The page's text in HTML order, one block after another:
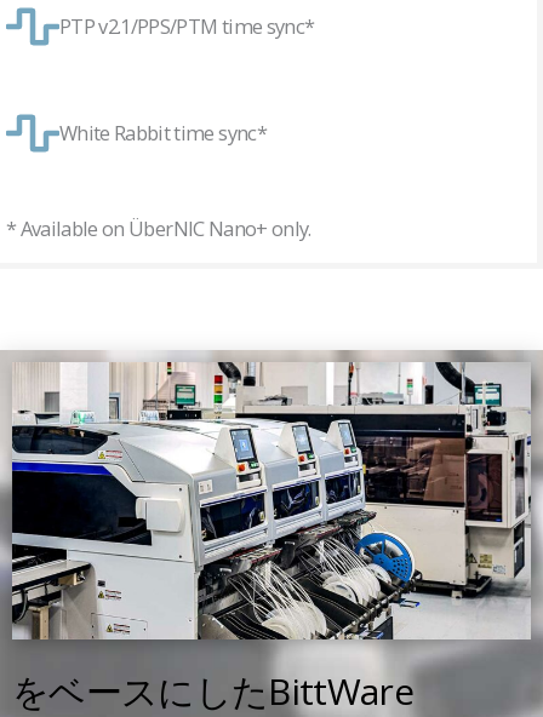
PTP v2.1/PPS/PTM time sync*
White Rabbit time sync*
* Available on ÜberNIC Nano+ only.
をベースにしたBittWare